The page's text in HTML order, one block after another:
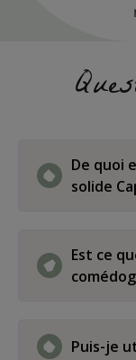
De quoi
solide
L’huile
d
Est ce
LesPuis-je